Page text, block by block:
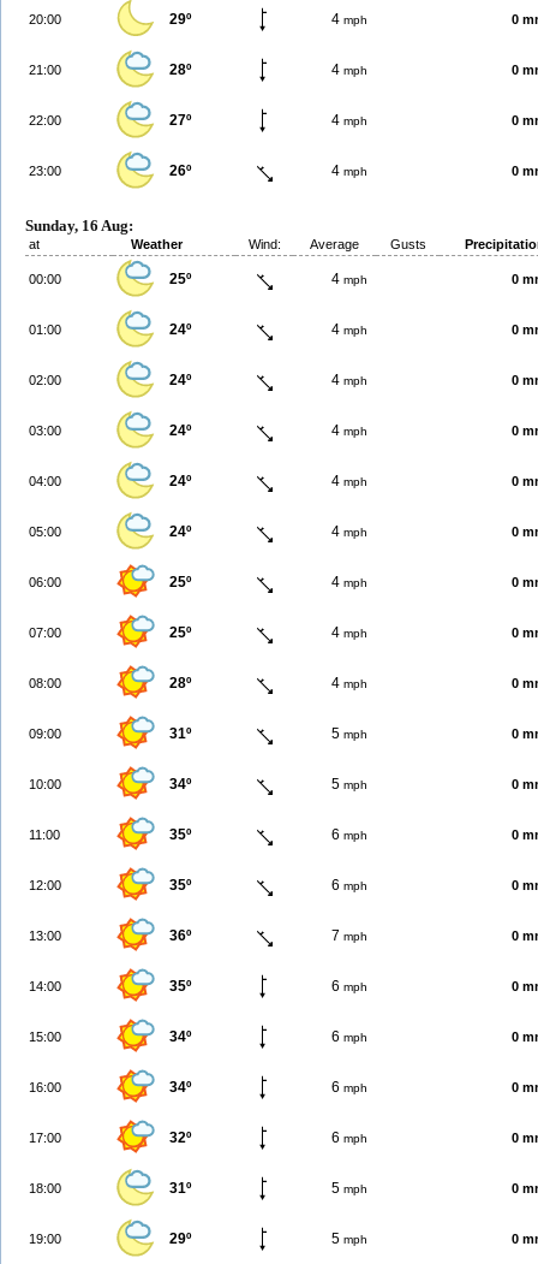
20:00 29º 4 mph 0
21:00 28º 4 mph 0
22:00 27º 4 mph 0
23:00 26º 4 mph 0
Sunday, 16 Aug:
at Weather Wind: Average Gusts
00:00 25º 4 mph 0
01:00 24º 4 mph 0
02:00 24º 4 mph 0
03:00 24º 4 mph 0
04:00 24º 4 mph 0
05:00 24º 4 mph 0
06:00 25º 4 mph 0
07:00 25º 4 mph 0
08:00 28º 4 mph 0
09:00 31º 5 mph 0
10:00 34º 5 mph 0
11:00 35º 6 mph 0
12:00 35º 6 mph 0
13:00 36º 7 mph 0
14:00 35º 6 mph 0
15:00 34º 6 mph 0
16:00 34º 6 mph 0
17:00 32º 6 mph 0
18:00 31º 5 mph 0
19:00 29º 5 mph 0